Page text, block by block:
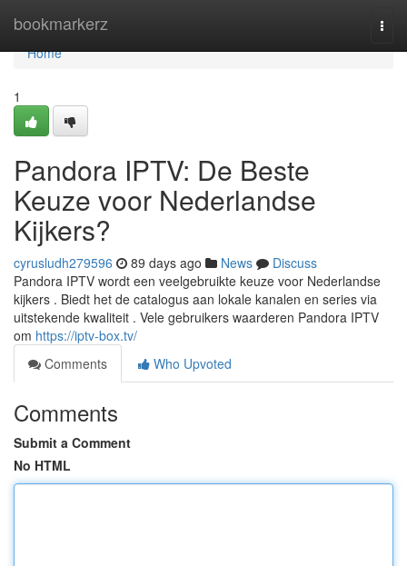
bookmarkerz
Home
Home
1
Pandora IPTV: De Beste
Keuze voor Nederlandse
Kijkers?
cyrusludh279596 89 days ago News
Discuss
Pandora IPTV wordt een veelgebruikte keuze voor Nederlandse
kijkers . Biedt het de catalogus aan lokale kanalen en series via
uitstekende kwaliteit . Vele gebruikers waarderen Pandora IPTV
om https://iptv-box.tv/
Comments
Who Upvoted
Comments
Submit a Comment
No HTML